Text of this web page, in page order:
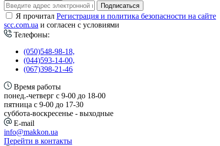
Подписаться
Я прочитал Регистрация и политика безопасности на сайте
scc.com.ua и согласен с условиями
Телефоны:
(050)548-98-18,
(044)593-14-00,
(067)398-21-46
Время работы
понед.-четверг с 9-00 до 18-00
пятница с 9-00 до 17-30
cуббота-воскресенье - выходные
E-mail
info@makkon.ua
Перейти в контакты